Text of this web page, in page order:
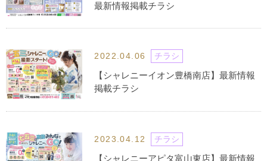
最新情報掲載チラシ
2022.04.06 チラシ
【シャレニーイオン豊橋南店】最新情報
掲載チラシ
2023.04.12 チラシ
【シャレニーアピタ富山東店】最新情報